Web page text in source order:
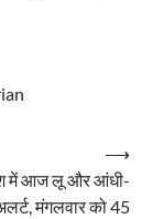
में आज लू और आंधी-
मंगलवार को 45
⟶